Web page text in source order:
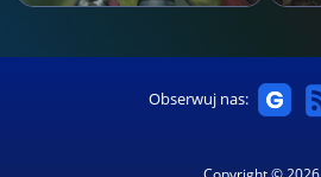
Obserwuj nas: